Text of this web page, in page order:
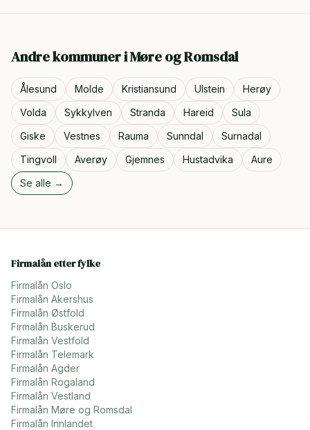
Andre kommuner iMøre og Romsdal
Ålesund Molde Kristiansund Ulstein
Herøy
Volda
Sykkylven Stranda Hareid
Sula
Giske
Vestnes Rauma Sunndal
Surnadal
Tingvoll
Averøy Gjemnes Hustadvika
Aure
Se alle →
Firmalån etter fylke
Firmalån Oslo
Firmalån Akershus
Firmalån Østfold
Firmalån Buskerud
Firmalån Vestfold
Firmalån Telemark
Firmalån Agder
Firmalån Rogaland
Firmalån Vestland
Firmalån Møre og Romsdal
Firmalån Innlandet